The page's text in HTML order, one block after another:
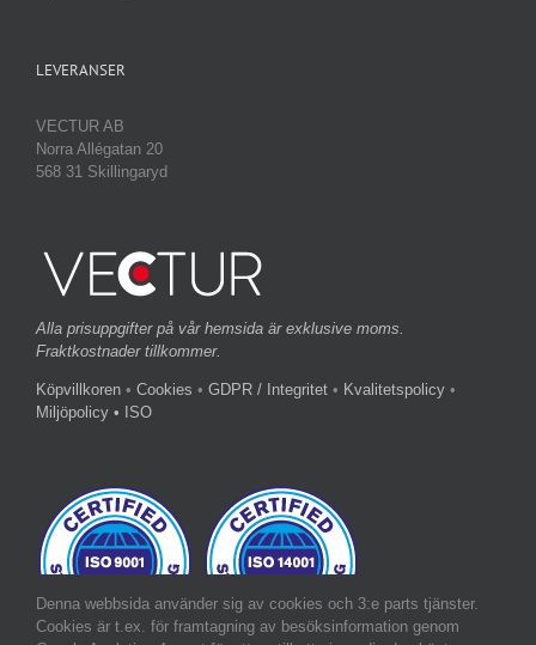
LEVERANSER
VECTUR AB
Norra Allégatan 20
568 31 Skillingaryd
Alla prisuppgifter på vår hemsida är exklusive moms.
Fraktkostnader tillkommer.
Köpvillkoren • Cookies • GDPR / Integritet • Kvalitetspolicy •
Miljöpolicy • ISO
Denna webbsida använder sig av cookies och 3:e parts tjänster.
Cookies är t.ex. för framtagning av besöksinformation genom